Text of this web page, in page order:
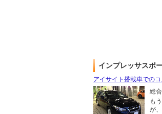
インプレッサスポ
アイサイト搭載車での
総
も
が